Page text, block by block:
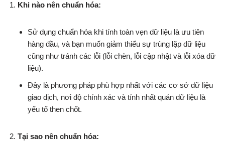
Khi nào nên chuẩn hóa:
Sử dụng chuẩn hóa khi tính toàn vẹn dữ liệu là ưu tiên
hàng đầu, và bạn muốn giảm thiểu sự trùng lặp dữ liệu
cũng như tránh các lỗi (lỗi chèn, lỗi cập nhật và lỗi xóa dữ
liệu).
Đây là phương pháp phù hợp nhất với các cơ sở dữ liệu
giao dịch, nơi độ chính xác và tính nhất quán dữ liệu là
yếu tố then chốt.
Tại sao nên chuẩn hóa: